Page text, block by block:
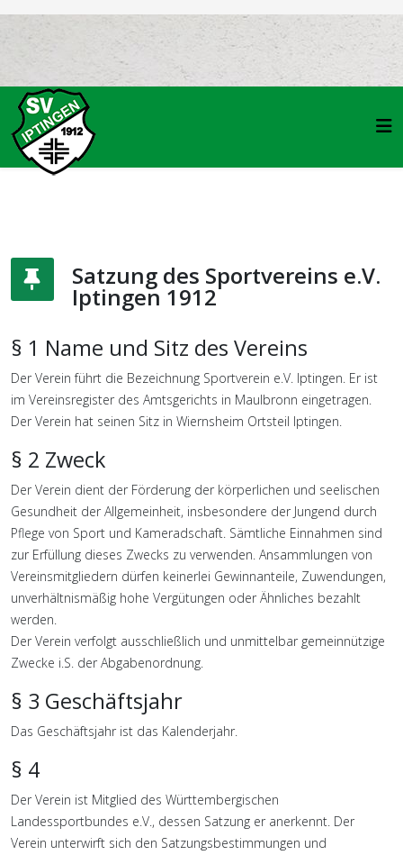
Satzung des Sportvereins e.V.
Iptingen 1912
§ 1 Name und Sitz des Vereins
Der Verein führt die Bezeichnung Sportverein e.V. Iptingen. Er ist
im Vereinsregister des Amtsgerichts in Maulbronn eingetragen.
Der Verein hat seinen Sitz in Wiernsheim Ortsteil Iptingen.
§ 2 Zweck
Der Verein dient der Förderung der körperlichen und seelischen
Gesundheit der Allgemeinheit, insbesondere der Jungend durch
Pflege von Sport und Kameradschaft. Sämtliche Einnahmen sind
zur Erfüllung dieses Zwecks zu verwenden. Ansammlungen von
Vereinsmitgliedern dürfen keinerlei Gewinnanteile, Zuwendungen,
unverhältnismäßig hohe Vergütungen oder Ähnliches bezahlt
werden.
Der Verein verfolgt ausschließlich und unmittelbar gemeinnützige
Zwecke i.S. der Abgabenordnung.
§ 3 Geschäftsjahr
Das Geschäftsjahr ist das Kalenderjahr.
§ 4
Der Verein ist Mitglied des Württembergischen
Landessportbundes e.V., dessen Satzung er anerkennt. Der
Verein unterwirft sich den Satzungsbestimmungen und